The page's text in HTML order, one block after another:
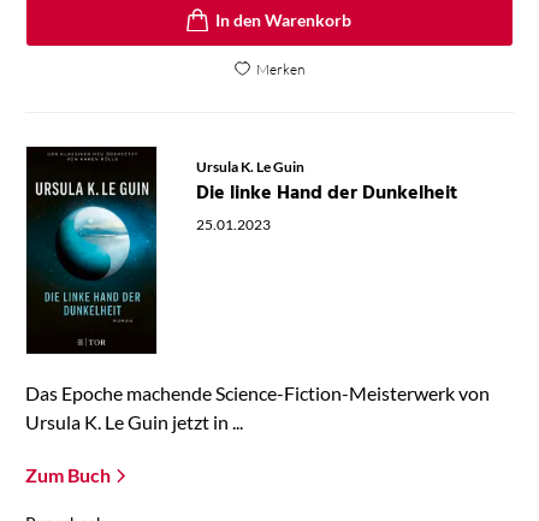
In den Warenkorb
Merken
Ursula K. Le Guin
Die linke Hand der Dunkelheit
25.01.2023
Das Epoche machende Science-Fiction-Meisterwerk von
Ursula K. Le Guin jetzt in ...
Zum Buch